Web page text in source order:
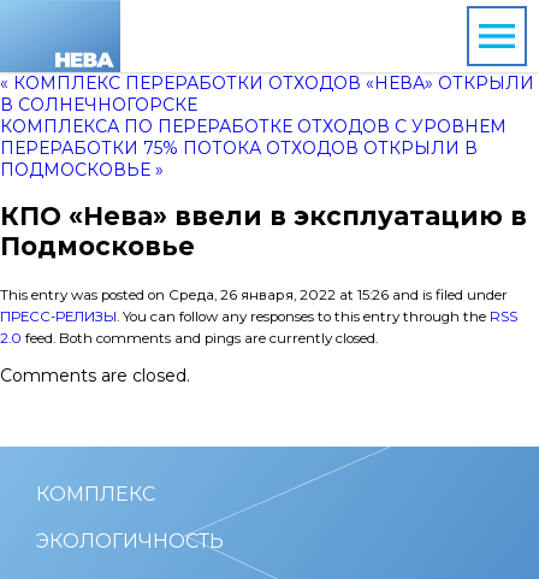
« КОМПЛЕКС ПЕРЕРАБОТКИ ОТХОДОВ «НЕВА» ОТКРЫЛИ
В СОЛНЕЧНОГОРСКЕ
КОМПЛЕКСА ПО ПЕРЕРАБОТКЕ ОТХОДОВ С УРОВНЕМ
ПЕРЕРАБОТКИ 75% ПОТОКА ОТХОДОВ ОТКРЫЛИ В
ПОДМОСКОВЬЕ »
КПО «Нева» ввели в эксплуатацию в
Подмосковье
This entry was posted on Среда, 26 января, 2022 at 15:26 and is filed under
ПРЕСС-РЕЛИЗЫ. You can follow any responses to this entry through the RSS
2.0 feed. Both comments and pings are currently closed.
Comments are closed.
КОМПЛЕКС
ЭКОЛОГИЧНОСТЬ